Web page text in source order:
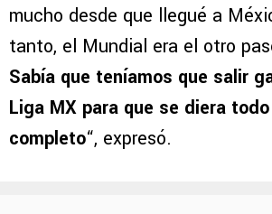
mucho desde que llegué a
tanto, el Mundial era el otro
Sabía que teníamos que salir
Liga MX para que se diera
completo“, expresó.